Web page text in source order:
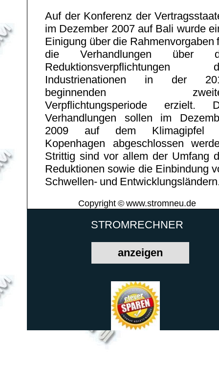
Auf der Konferenz der
im Dezember 2007 auf Bali wurde
Einigung über die Rahmenvorgaben
die Verhandlungen über
Reduktionsverpflichtungen
Industrienationen in der
beginnenden
Verpflichtungsperiode erzielt.
Verhandlungen sollen im
2009 auf dem Klimagipfel
Kopenhagen abgeschlossen
Strittig sind vor allem der Umfang
Reduktionen sowie die Einbindung
Schwellen- und
Copyright © www.stromneu.de
STROMRECHNER